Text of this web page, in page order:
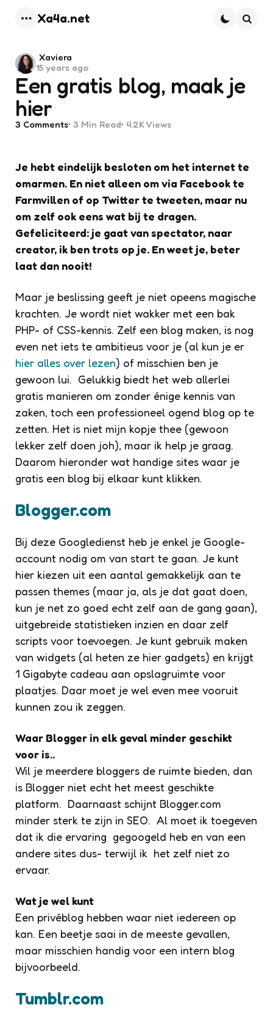
Xa4a.net
Een gratis blog, maak je
hier
Posted
by
Xaviera
15 years ago
3 Comments 3 Min Read 4.2K Views
Je hebt eindelijk besloten om het internet te
omarmen. En niet alleen om via Facebook te
Farmvillen of op Twitter te tweeten, maar nu
om zelf ook eens wat bij te dragen.
Gefeliciteerd: je gaat van spectator, naar
creator, ik ben trots op je. En weet je, beter
laat dan nooit!
Maar je beslissing geeft je niet opeens magische
krachten. Je wordt niet wakker met een bak
PHP- of CSS-kennis. Zelf een blog maken, is nog
even net iets te ambitieus voor je (al kun je er
hier alles over lezen) of misschien ben je
gewoon lui. Gelukkig biedt het web allerlei
gratis manieren om zonder énige kennis van
zaken, toch een professioneel ogend blog op te
zetten. Het is niet mijn kopje thee (gewoon
lekker zelf doen joh), maar ik help je graag.
Daarom hieronder wat handige sites waar je
gratis een blog bij elkaar kunt klikken.
Blogger.com
Bij deze Googledienst heb je enkel je Google-
account nodig om van start te gaan. Je kunt
hier kiezen uit een aantal gemakkelijk aan te
passen themes (maar ja, als je dat gaat doen,
kun je net zo goed echt zelf aan de gang gaan),
uitgebreide statistieken inzien en daar zelf
scripts voor toevoegen. Je kunt gebruik maken
van widgets (al heten ze hier gadgets) en krijgt
1 Gigabyte cadeau aan opslagruimte voor
plaatjes. Daar moet je wel even mee vooruit
kunnen zou ik zeggen.
Waar Blogger in elk geval minder geschikt
voor is..
Wil je meerdere bloggers de ruimte bieden, dan
is Blogger niet echt het meest geschikte
platform. Daarnaast schijnt Blogger.com
minder sterk te zijn in SEO. Al moet ik toegeven
dat ik die ervaring gegoogeld heb en van een
andere sites dus- terwijl ik het zelf niet zo
ervaar.
Wat je wel kunt
Een privéblog hebben waar niet iedereen op
kan. Een beetje saai in de meeste gevallen,
maar misschien handig voor een intern blog
bijvoorbeeld.
Tumblr.com